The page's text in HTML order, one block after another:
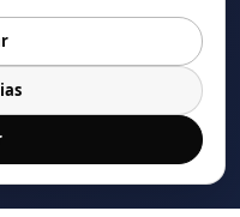
de UsoCookies